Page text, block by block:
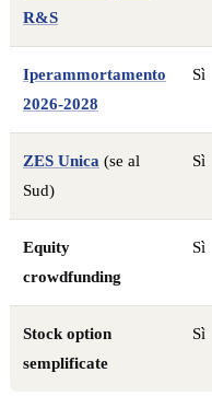
R&S
Iperammortamento
2026-2028
Sì
ZES Unica (se al
Sud)
Sì
Equity
crowdfunding
Sì
Stock option
semplificate
Sì